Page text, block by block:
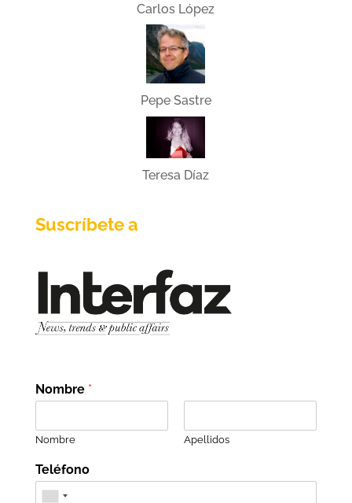
Carlos López
Pepe Sastre
Teresa Díaz
Suscríbete a
Nombre *
Nombre Apellidos
Teléfono